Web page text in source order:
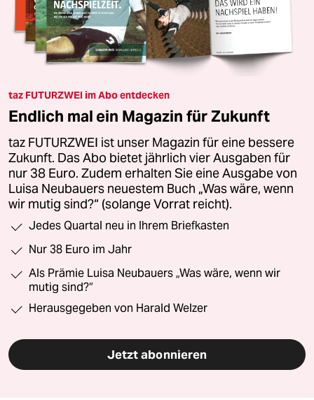
taz FUTURZWEI im Abo entdecken
Endlich mal ein Magazin für Zukunft
taz FUTURZWEI ist unser Magazin für eine bessere
Zukunft. Das Abo bietet jährlich vier Ausgaben für
nur 38 Euro. Zudem erhalten Sie eine Ausgabe von
Luisa Neubauers neuestem Buch „Was wäre, wenn
wir mutig sind?“ (solange Vorrat reicht).
Jedes Quartal neu in Ihrem Briefkasten
Nur 38 Euro im Jahr
Als Prämie Luisa Neubauers „Was wäre, wenn wir
mutig sind?“
Herausgegeben von Harald Welzer
Jetzt abonnieren